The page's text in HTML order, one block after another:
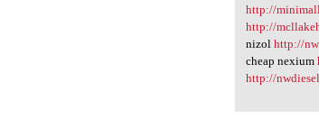
http://
http://
nizolhttp://
cheap nexium
http://